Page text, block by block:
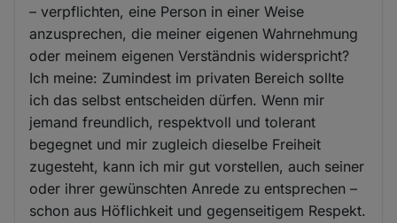
– verpflichten, eine Person in einer Weise
anzusprechen, die meiner eigenen Wahrnehmung
oder meinem eigenen Verständnis widerspricht?
Ich meine: Zumindest im privaten Bereich sollte
ich das selbst entscheiden dürfen. Wenn mir
jemand freundlich, respektvoll und tolerant
begegnet und mir zugleich dieselbe Freiheit
zugesteht, kann ich mir gut vorstellen, auch seiner
oder ihrer gewünschten Anrede zu entsprechen –
schon aus Höflichkeit und gegenseitigem Respekt.